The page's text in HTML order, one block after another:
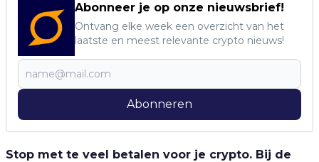
Abonneer je op onze nieuwsbrief!
Ontvang elke week een overzicht van het
laatste en meest relevante crypto nieuws!
Abonneren
Stop met te veel betalen voor je crypto. Bij de